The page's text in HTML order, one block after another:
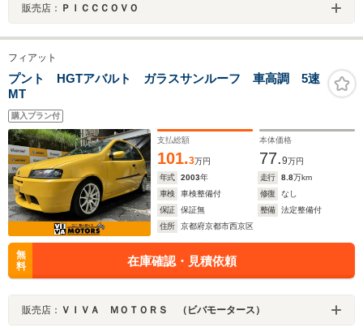
販売店： ＰＩＣＣＣＯＶＯ
フィアット
プント HGTアバルト ガラスサンルーフ 車高調 5速
MT
購入プラン付
支払総額
101.3万円
本体価格
77.9万円
年式
2003年 走行 8.8万km
車検
車検整備付 修復
なし
保証
保証無 整備
法定整備付
住所
京都府京都市西京区
無
料
在庫確認・見積依頼
販売店： ＶＩＶＡ ＭＯＴＯＲＳ （ビバモータース）